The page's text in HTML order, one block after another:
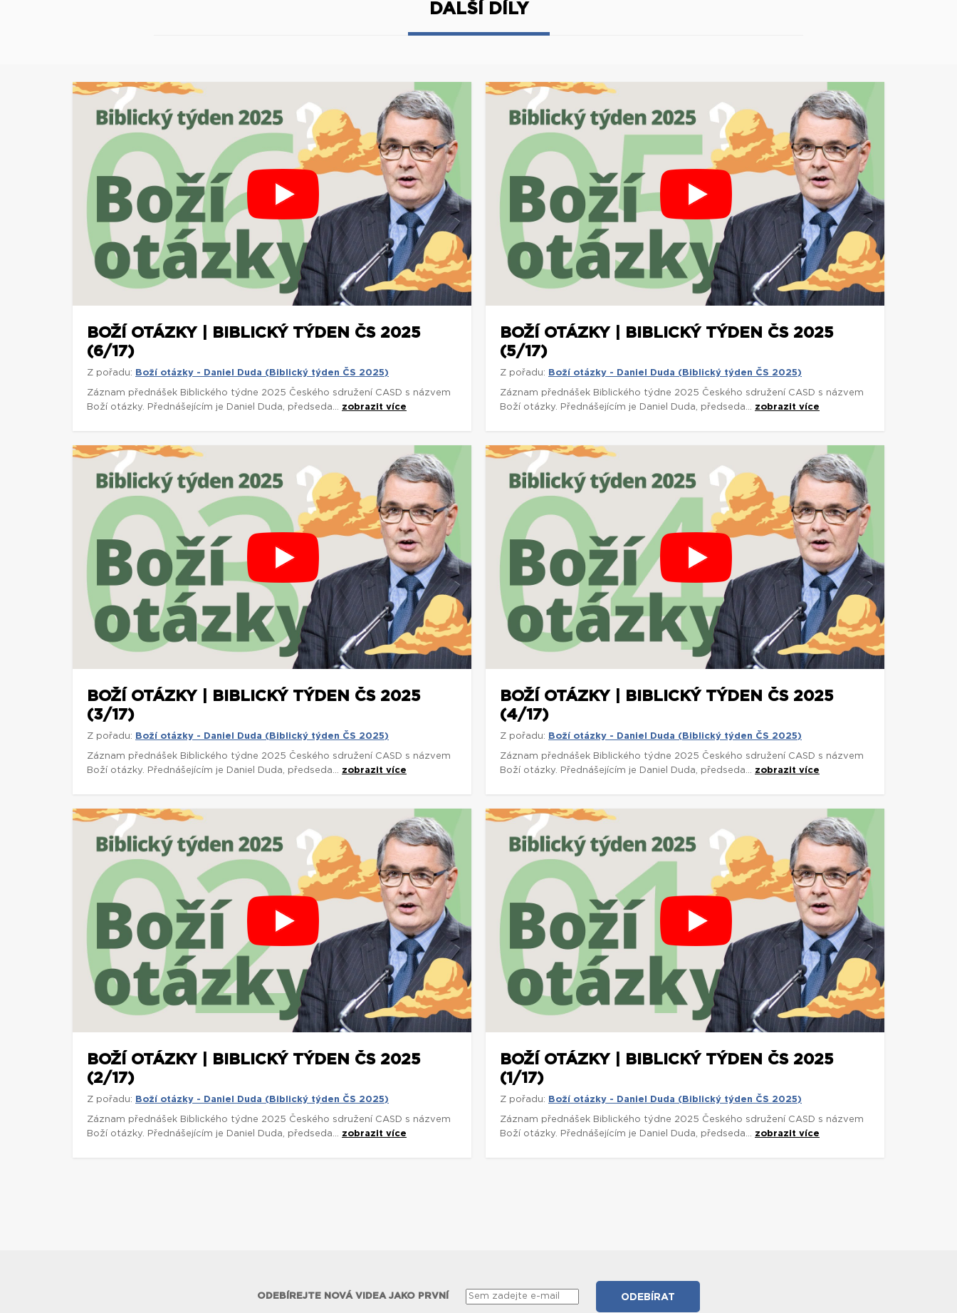
DALŠÍ DÍLY
BOŽÍ OTÁZKY | BIBLICKÝ TÝDEN ČS 2025
(6/17)
Z pořadu: Boží otázky - Daniel Duda (Biblický týden ČS 2025)
Záznam přednášek Biblického týdne 2025 Českého sdružení CASD s názvem
Boží otázky. Přednášejícím je Daniel Duda, předseda... zobrazit více
BOŽÍ OTÁZKY | BIBLICKÝ TÝDEN ČS 2025
(5/17)
Z pořadu: Boží otázky - Daniel Duda (Biblický týden ČS 2025)
Záznam přednášek Biblického týdne 2025 Českého sdružení CASD s názvem
Boží otázky. Přednášejícím je Daniel Duda, předseda... zobrazit více
BOŽÍ OTÁZKY | BIBLICKÝ TÝDEN ČS 2025
(3/17)
Z pořadu: Boží otázky - Daniel Duda (Biblický týden ČS 2025)
Záznam přednášek Biblického týdne 2025 Českého sdružení CASD s názvem
Boží otázky. Přednášejícím je Daniel Duda, předseda... zobrazit více
BOŽÍ OTÁZKY | BIBLICKÝ TÝDEN ČS 2025
(4/17)
Z pořadu: Boží otázky - Daniel Duda (Biblický týden ČS 2025)
Záznam přednášek Biblického týdne 2025 Českého sdružení CASD s názvem
Boží otázky. Přednášejícím je Daniel Duda, předseda... zobrazit více
BOŽÍ OTÁZKY | BIBLICKÝ TÝDEN ČS 2025
(2/17)
Z pořadu: Boží otázky - Daniel Duda (Biblický týden ČS 2025)
Záznam přednášek Biblického týdne 2025 Českého sdružení CASD s názvem
Boží otázky. Přednášejícím je Daniel Duda, předseda... zobrazit více
BOŽÍ OTÁZKY | BIBLICKÝ TÝDEN ČS 2025
(1/17)
Z pořadu: Boží otázky - Daniel Duda (Biblický týden ČS 2025)
Záznam přednášek Biblického týdne 2025 Českého sdružení CASD s názvem
Boží otázky. Přednášejícím je Daniel Duda, předseda... zobrazit více
ODEBÍREJTE NOVÁ VIDEA JAKO PRVNÍ